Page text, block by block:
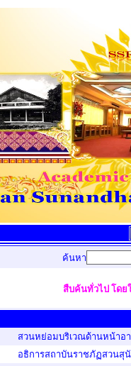
ค้นหา
สืบค้นทั่วไป โดย
สวนหย่อมบริเวณด้านหน้าอ
อธิการสถาบันราชภัฏสวนสุ